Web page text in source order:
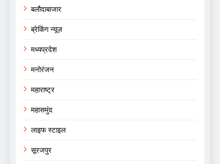
बलौदाबाजार
ब्रेकिंग न्यूज़
मध्यप्रदेश
मनोरंजन
महाराष्ट्र
महासमुंद
लाइफ स्टाइल
सूरजपुर